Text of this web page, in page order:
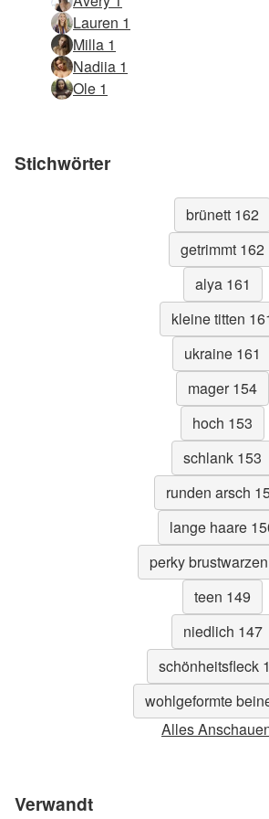
Lauren 1
Milla 1
Nadiia 1
Ole 1
Stichwörter
brünett 162
getrimmt 162
alya 161
kleine titten
ukraine 161
mager 154
hoch 153
schlank 153
runden arsch
lange haare
perky
teen 149
niedlich 147
schönheitsfleck
wohlgeformte
Alles
Verwandt